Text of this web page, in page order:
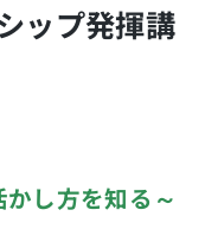
ップ発揮講
し方を知る～